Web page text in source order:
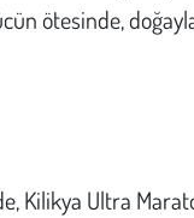
ötesinde,
Kilikya Ultra